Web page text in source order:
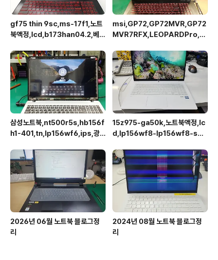
gf75 thin 9sc,ms-17f1,노트
북액정,lcd,b173han04.2,베젤
msi,GP72,GP72MVR,GP72
MVR7RFX,LEOPARDPro,N
eDP,액정교체
삼성노트북,nt500r5s,hb156f
h1-401,tn,lp156wf6,ips,광
15z975-ga50k,노트북액정,lc
d,lp156wf8-lp156wf8-spa
2026년 06월 노트북 블로그정
리
2024년 08월 노트북 블로그정
리